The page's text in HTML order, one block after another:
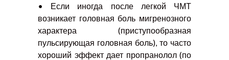
• Если иногда после легкой ЧМТ
возникает головная боль мигренозного
характера (приступообразная
пульсирующая головная боль), то часто
хороший эффект дает пропранолол (по